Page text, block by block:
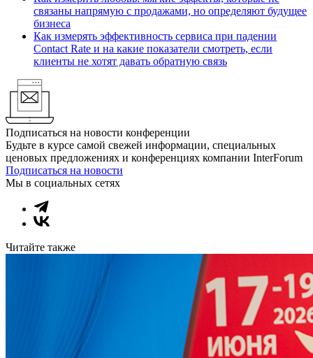
связаны напрямую с продажами, но определяют будущее
бизнеса
Как измерять эффективность сервиса при падении
Contact Rate и на какие показатели смотреть, если
клиенты не хотят давать обратную связь
Подписаться на новости конференции
Будьте в курсе самой свежей информации, специальных
ценовых предложениях и конференциях компании InterForum
Подписаться на новости
Мы в социальных сетях
Читайте также